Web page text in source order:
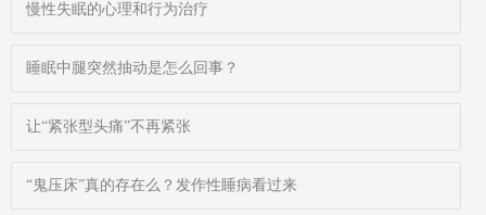
慢性失眠的心理和行为治疗
睡眠中腿突然抽动是怎么回事？
让“紧张型头痛”不再紧张
“鬼压床”真的存在么？发作性睡病看过来